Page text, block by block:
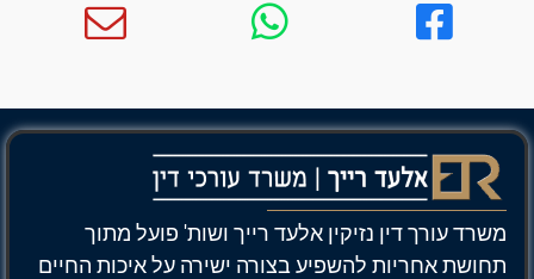
משרד עורך דין נזיקין אלעד רייך ושות' פועל מתוך
תחושת אחריות להשפיע בצורה ישירה על איכות החיים